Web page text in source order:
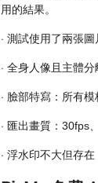
用的結果。
·測試使用了兩張
·全身人像且主體
· 臉部特寫：所有
·匯出畫質：30fps
·浮水印不大但存在